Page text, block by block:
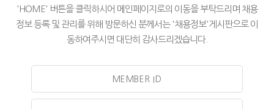
'HOME' 버튼을 클릭하시어 메인페이지로의 이동을 부탁드리며 채용
정보 등록 및 관리를 위해 방문하신 분께서는 '채용정보'게시판으로 이
동하여주시면 대단히 감사드리겠습니다.